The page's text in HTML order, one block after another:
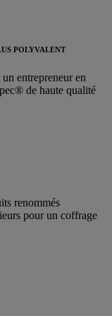
POLYVALENT